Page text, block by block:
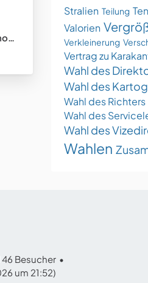
Stralien Teilung
Valorien
Verkleinerung
Vertrag zu
Wahl des
Wahl des
Wahl des Richters
Wahl des
Wahl des
Wahlen
Besucher
um 21:52)